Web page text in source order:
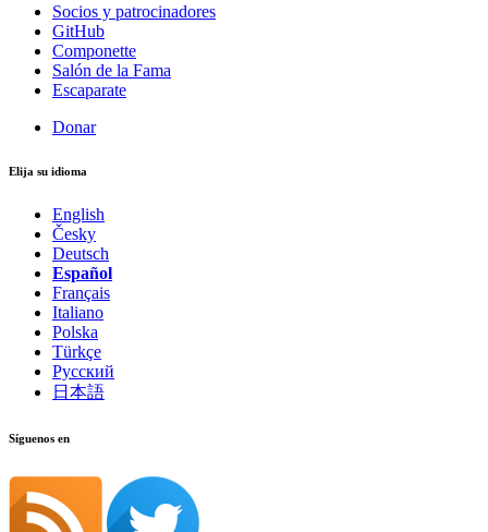
Socios y patrocinadores
GitHub
Componette
Salón de la Fama
Escaparate
Donar
Elija su idioma
English
Česky
Deutsch
Español
Français
Italiano
Polska
Türkçe
Русский
日本語
Síguenos en